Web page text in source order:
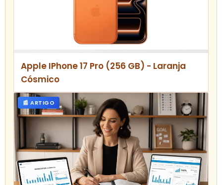
Apple IPhone 17 Pro (256 GB) - Laranja
Cósmico
📰 ARTIGO